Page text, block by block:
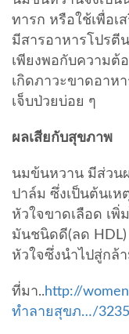
ทารก หรือใช้เพื่อ
มีสารอาหารโปรตี
เพียงพอกับความต้
เกิดภาวะขาดอาห
เจ็บป่วยบ่อย ๆ
ผลเสียกับสุขภาพ
นมข้นหวาน มีส่วน
ปาล์ม ซึ่งเป็นต้นเห
หัวใจขาดเลือด เพิ่
มันชนิดดี(ลด HDL)
หัวใจซึ่งนำไปสู่กล้
ที่มา.. http://
ทำลายสุขภ…/